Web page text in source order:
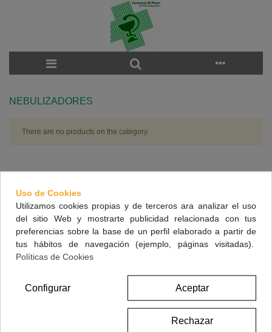
NEBULIZADORES
There are no products on the category.
CONTACTO
INFORMACIÓN
Uso de Cookies
Utilizamos cookies propias y de terceros ara analizar el uso
del sitio Web y mostrarte publicidad relacionada con tus
preferencias sobre la base de un perfil elaborado a partir de
tus hábitos de navegación (ejemplo, páginas visitadas).
Políticas de Cookies
Aceptar
Rechazar
Configurar